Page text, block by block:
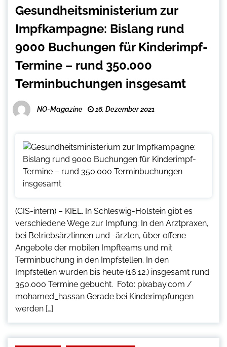
Gesundheitsministerium zur
Impfkampagne: Bislang rund
9000 Buchungen für Kinderimpf-
Termine – rund 350.000
Terminbuchungen insgesamt
NO-Magazine 16. Dezember 2021
(CIS-intern) – KIEL. In Schleswig-Holstein gibt es
verschiedene Wege zur Impfung: In den Arztpraxen,
bei Betriebsärztinnen und -ärzten, über offene
Angebote der mobilen Impfteams und mit
Terminbuchung in den Impfstellen. In den
Impfstellen wurden bis heute (16.12.) insgesamt rund
350.000 Termine gebucht. Foto: pixabay.com /
mohamed_hassan Gerade bei Kinderimpfungen
werden […]